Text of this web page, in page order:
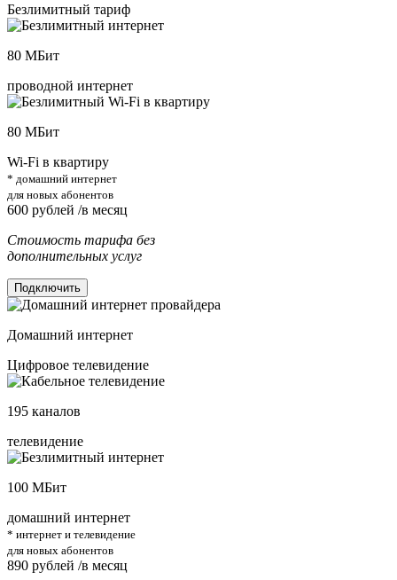
Безлимитный тариф
80 МБит
проводной интернет
80 МБит
Wi-Fi в квартиру
* домашний интернет
для новых абонентов
600 рублей /в месяц
Стоимость тарифа без
дополнительных услуг
Подключить
Домашний интернет
Цифровое телевидение
195 каналов
телевидение
100 МБит
домашний интернет
* интернет и телевидение
для новых абонентов
890 рублей /в месяц